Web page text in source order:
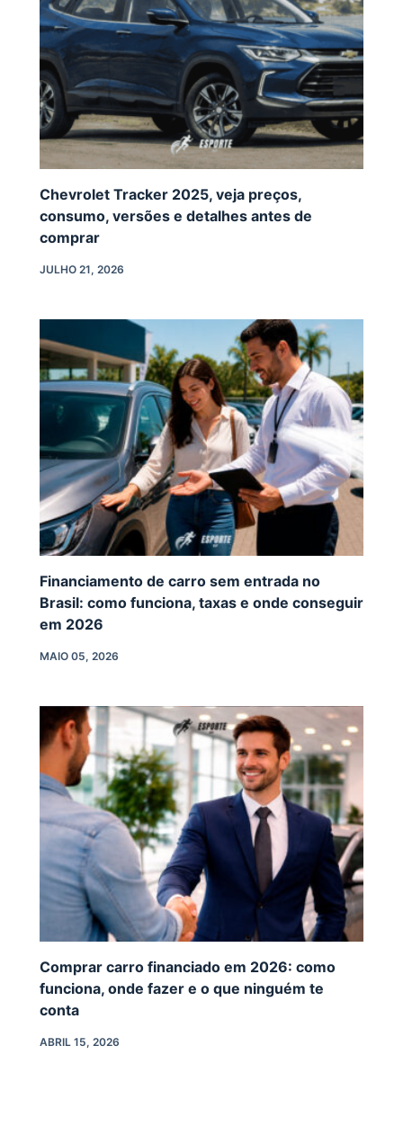
Chevrolet Tracker 2025, veja preços,
consumo, versões e detalhes antes de
comprar
JULHO 21, 2026
Financiamento de carro sem entrada no
Brasil: como funciona, taxas e onde conseguir
em 2026
MAIO 05, 2026
Comprar carro financiado em 2026: como
funciona, onde fazer e o que ninguém te
conta
ABRIL 15, 2026